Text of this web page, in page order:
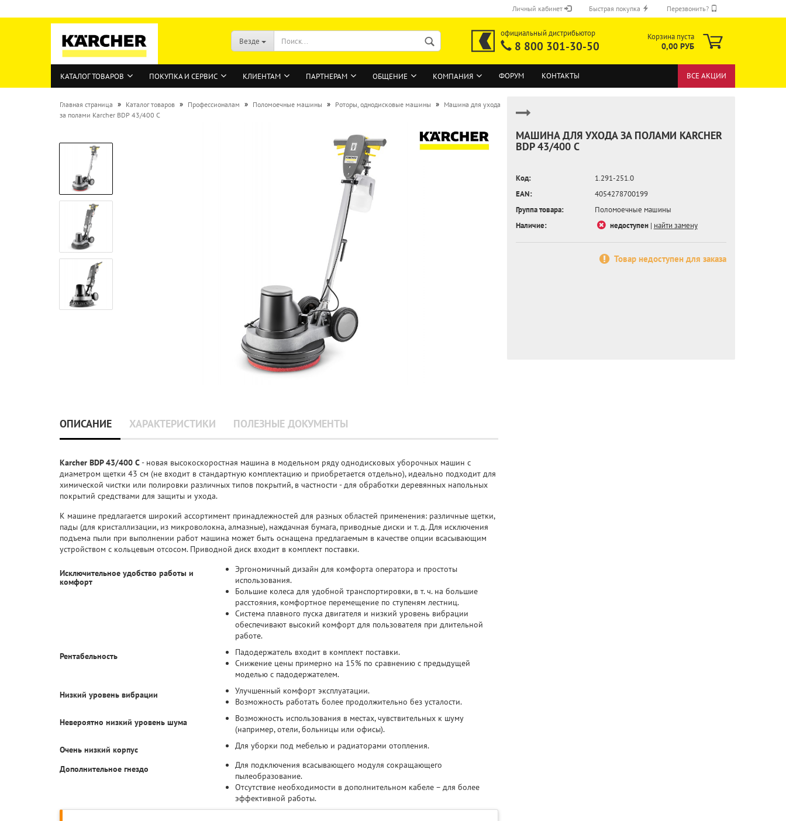
Личный кабинет
ВОЙТИ
Быстрая покупка Перезвонить?
ОТПРАВИТЬ
Везде
официальный дистрибьютор
8 800 301-30-50
Корзина пуста
0,00 РУБ
КАТАЛОГ ТОВАРОВ ПОКУПКА И СЕРВИС КЛИЕНТАМ ПАРТНЕРАМ ОБЩЕНИЕ КОМПАНИЯ ФОРУМ КОНТАКТЫ ВСЕ АКЦИИ
Главная страница » Каталог товаров » Профессионалам » Поломоечные машины » Роторы, однодисковые машины » Машина для ухода
за полами Karcher BDP 43/400 C
МАШИНА ДЛЯ УХОДА ЗА ПОЛАМИ KARCHER
BDP 43/400 C
Код:
1.291-251.0
EAN:
4054278700199
Группа товара:
Поломоечные машины
Наличие:
недоступен| найти замену
Товар недоступен для заказа
ОПИСАНИЕ ХАРАКТЕРИСТИКИ ПОЛЕЗНЫЕ ДОКУМЕНТЫ
Karcher BDP 43/400 C- новая высокоскоростная машина в модельном ряду однодисковых уборочных машин с
диаметром щетки 43 см (не входит в стандартную комплектацию и приобретается отдельно), идеально подходит для
химической чистки или полировки различных типов покрытий, в частности - для обработки деревянных напольных
покрытий средствами для защиты и ухода.
К машине предлагается широкий ассортимент принадлежностей для разных областей применения: различные щетки,
пады (для кристаллизации, из микроволокна, алмазные), наждачная бумага, приводные диски и т. д. Для исключения
подъема пыли при выполнении работ машина может быть оснащена предлагаемым в качестве опции всасывающим
устройством с кольцевым отсосом. Приводной диск входит в комплект поставки.
Исключительное удобство работы и
комфорт
Эргономичный дизайн для комфорта оператора и простоты
использования.
Большие колеса для удобной транспортировки, в т. ч. на большие
расстояния, комфортное перемещение по ступеням лестниц.
Система плавного пуска двигателя и низкий уровень вибрации
обеспечивают высокий комфорт для пользователя при длительной
работе.
Рентабельность
Падодержатель входит в комплект поставки.
Снижение цены примерно на 15% по сравнению с предыдущей
моделью с падодержателем.
Низкий уровень вибрации
Улучшенный комфорт эксплуатации.
Возможность работать более продолжительно без усталости.
Невероятно низкий уровень шума
Возможность использования в местах, чувствительных к шуму
(например, отели, больницы или офисы).
Очень низкий корпус
Для уборки под мебелью и радиаторами отопления.
Дополнительное гнездо
Для подключения всасывающего модуля сокращающего
пылеобразование.
Отсутствие необходимости в дополнительном кабеле – для более
эффективной работы.